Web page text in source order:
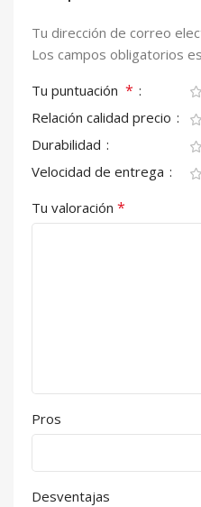
Tu dirección de correo
Los campos obligatorios
Tu puntuación *
Relación calidad precio
Durabilidad
Velocidad de entrega
Tu valoración *
Pros
Desventajas